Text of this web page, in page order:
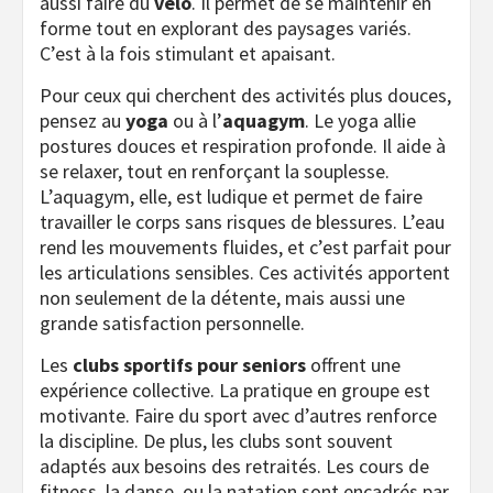
forme tout en explorant des paysages variés.
C’est à la fois stimulant et apaisant.
Pour ceux qui cherchent des activités plus douces,
pensez au yoga ou à l’aquagym. Le yoga allie
postures douces et respiration profonde. Il aide à
se relaxer, tout en renforçant la souplesse.
L’aquagym, elle, est ludique et permet de faire
travailler le corps sans risques de blessures. L’eau
rend les mouvements fluides, et c’est parfait pour
les articulations sensibles. Ces activités apportent
non seulement de la détente, mais aussi une
grande satisfaction personnelle.
Les clubs sportifs pour seniors offrent une
expérience collective. La pratique en groupe est
motivante. Faire du sport avec d’autres renforce
la discipline. De plus, les clubs sont souvent
adaptés aux besoins des retraités. Les cours de